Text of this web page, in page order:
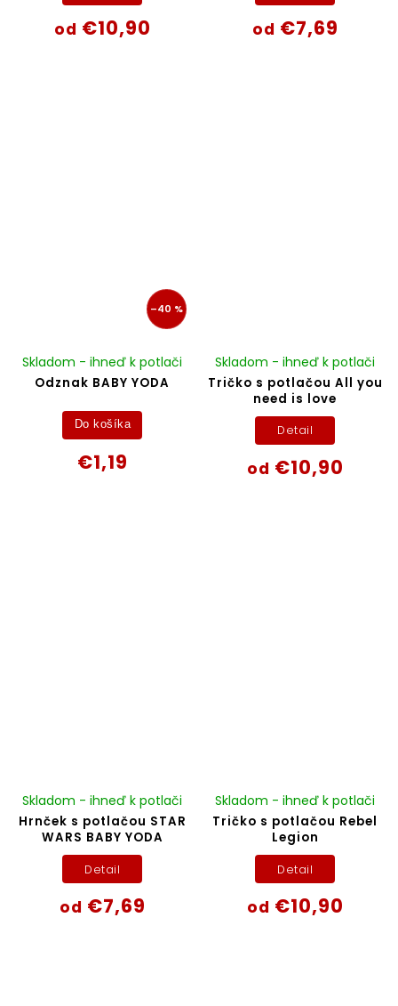
od €10,90 od €7,69
–40 %
Odznak BABY YODA
Skladom - ihneď k potlači
€1,19
Do košíka
Tričko s potlačou All you
need is love
Skladom - ihneď k potlači
od €10,90
Detail
Hrnček s potlačou STAR
WARS BABY YODA
Skladom - ihneď k potlači
od €7,69
Detail
Tričko s potlačou Rebel
Legion
Skladom - ihneď k potlači
od €10,90
Detail